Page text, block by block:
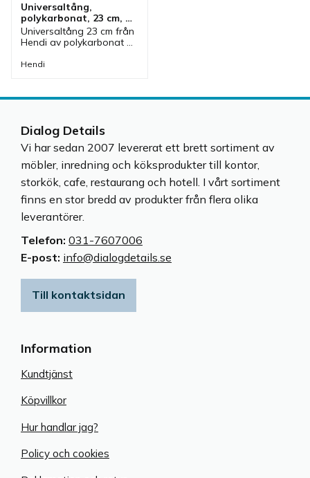
Universaltång,
polykarbonat, 23 cm,
transparent
Universaltång 23 cm från
Hendi av polykarbonat
Tång som ingår i en serie
Hendi
Information
Kundtjänst
Köpvillkor
Hur handlar jag?
Policy och cookies
Dialog Details
Vi har sedan 2007 levererat ett brett sortiment av
möbler, inredning och köksprodukter till kontor,
storkök, cafe, restaurang och hotell. I vårt sortiment
finns en stor bredd av produkter från flera olika
leverantörer.
Telefon: 031-7607006
E-post: info@dialogdetails.se
Till kontaktsidan